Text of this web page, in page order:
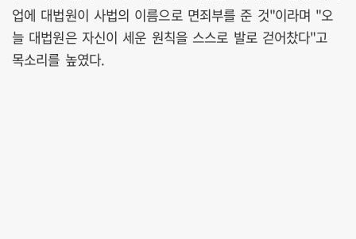
업에 대법원이 사법의 이름으로 면죄부를 준 것"이라며 "오
늘 대법원은 자신이 세운 원칙을 스스로 발로 걷어찼다"고
목소리를 높였다.